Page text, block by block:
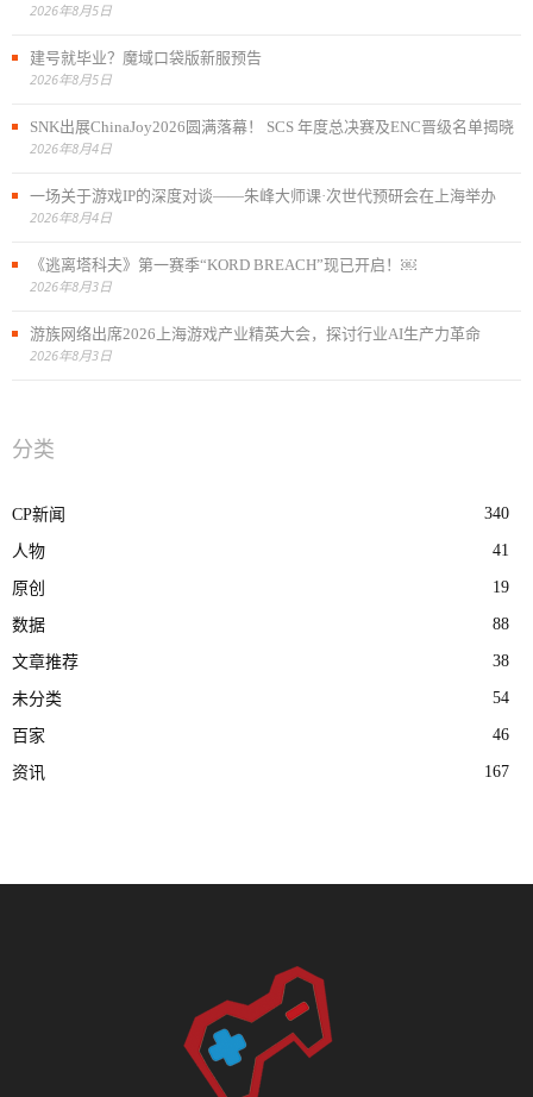
2026年8月5日
建号就毕业？魔域口袋版新服预告
2026年8月5日
SNK出展ChinaJoy2026圆满落幕！ SCS 年度总决赛及ENC晋级名单揭晓
2026年8月4日
一场关于游戏IP的深度对谈——朱峰大师课·次世代预研会在上海举办
2026年8月4日
《逃离塔科夫》第一赛季“KORD BREACH”现已开启！￼
2026年8月3日
游族网络出席2026上海游戏产业精英大会，探讨行业AI生产力革命
2026年8月3日
分类
CP新闻 340
人物 41
原创 19
数据 88
文章推荐 38
未分类 54
百家 46
资讯 167